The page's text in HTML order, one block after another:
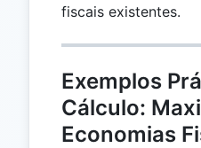
fiscais existentes.
Exemplos
Cálculo:
Economias